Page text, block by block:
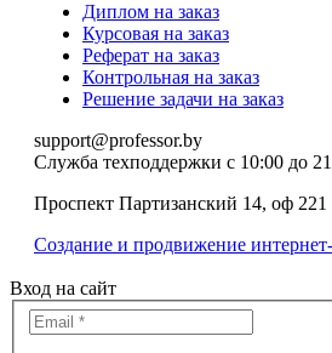
Диплом на заказ
Курсовая на заказ
Реферат на заказ
Контрольная на заказ
Решение задачи на заказ
support@professor.by
Служба техподдержки с 10:00 до
Проспект Партизанский 14, оф 221
Создание и продвижение
Вход на сайт